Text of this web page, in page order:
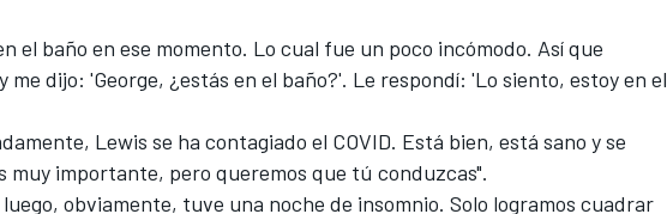
el baño en ese momento. Lo cual fue un poco incómodo. Así que
dijo: 'George, ¿estás en el baño?'. Le respondí: 'Lo siento, estoy en el
Lewis se ha contagiado el COVID. Está bien, está sano y se
muy importante, pero queremos que tú conduzcas".
luego, obviamente, tuve una noche de insomnio. Solo logramos cuadrar